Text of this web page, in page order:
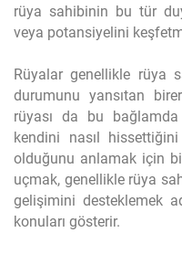
rüya sahibinin bu tür
veya potansiyelini
Rüyalar genellikle rüya
durumunu yansıtan
rüyası da bu bağlamda
kendini nasıl
olduğunu anlamak için
uçmak, genellikle rüya
gelişimini desteklemek
konuları gösterir.